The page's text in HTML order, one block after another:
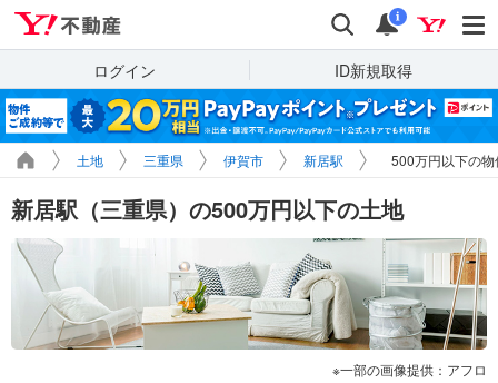
検索 通知
i
ログイン ID新規取得
土地 三重県 伊賀市 新居駅 500万円以下の
新居駅（三重県）の500万円以下の土地
一部の画像提供：アフロ